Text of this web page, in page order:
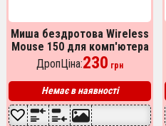
Миша бездротова Wireless
Mouse 150 для комп'ютера
мишка для комп'ютера
ноутбука ПК. Колір: сірий
ДропЦіна:230 грн
Немає в наявності